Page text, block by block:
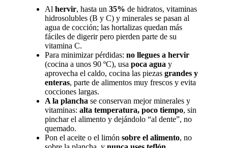
Al hervir, hasta un 35% de hidratos, vitaminas
hidrosolubles (B y C) y minerales se pasan al
agua de cocción; las hortalizas quedan más
fáciles de digerir pero pierden parte de su
vitamina C.
Para minimizar pérdidas: no llegues a hervir
(cocina a unos 90 ºC), usa poca agua y
aprovecha el caldo, cocina las piezas grandes y
enteras, parte de alimentos muy frescos y evita
cocciones largas.
A la plancha se conservan mejor minerales y
vitaminas: alta temperatura, poco tiempo, sin
pinchar el alimento y dejándolo “al dente”, no
quemado.
Pon el aceite o el limón sobre el alimento, no